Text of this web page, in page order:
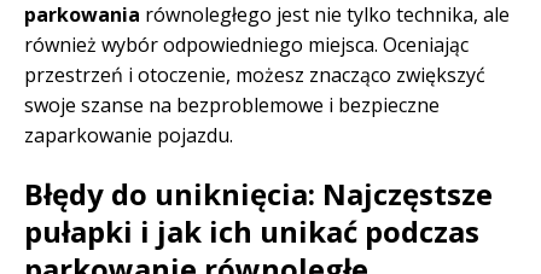
parkowania równoległego jest nie tylko technika, ale
również wybór odpowiedniego miejsca. Oceniając
przestrzeń i otoczenie, możesz znacząco zwiększyć
swoje szanse na bezproblemowe i bezpieczne
zaparkowanie pojazdu.
Błędy do uniknięcia: Najczęstsze
pułapki i jak ich unikać podczas